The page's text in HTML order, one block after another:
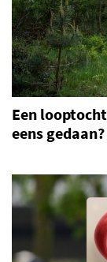
Een
eens gedaan?